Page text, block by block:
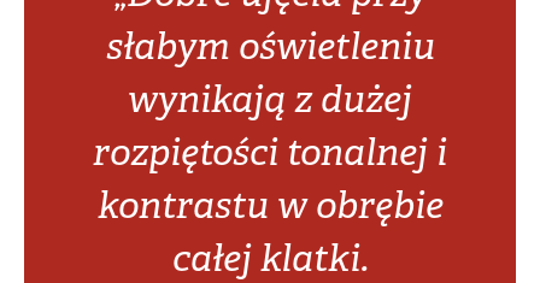
słabym oświetleniu
wynikają z dużej
rozpiętości tonalnej i
kontrastu w obrębie
całej klatki.